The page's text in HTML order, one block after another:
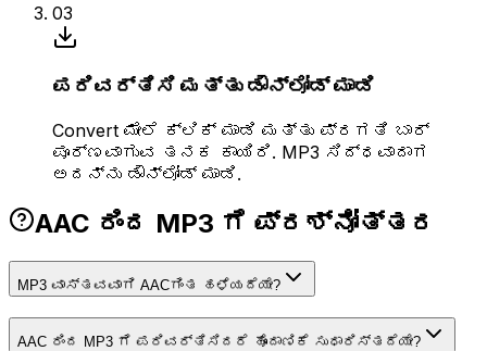
03
ಪರಿವರ್ತಿಸಿ ಮತ್ತು ಡೌನ್ಲೋಡ್ ಮಾಡಿ
Convert ಮೇಲೆ ಕ್ಲಿಕ್ ಮಾಡಿ ಮತ್ತು ಪ್ರಗತಿ ಬಾರ್
ಪೂರ್ಣವಾಗುವ ತನಕ ಕಾಯಿರಿ. MP3 ಸಿದ್ಧವಾದಾಗ
ಅದನ್ನು ಡೌನ್‌ಲೋಡ್ ಮಾಡಿ.
AAC ರಿಂದ MP3 ಗೆ ಪ್ರಶ್ನೋತ್ತರ
MP3 ವಾಸ್ತವವಾಗಿ AACಗಿಂತ ಹಳೆಯದೆಯೇ?
AAC ರಿಂದ MP3 ಗೆ ಪರಿವರ್ತಿಸಿದರೆ ಹೊಂದಾಣಿಕೆ ಸುಧಾರಿಸ್ತದೆಯೇ?